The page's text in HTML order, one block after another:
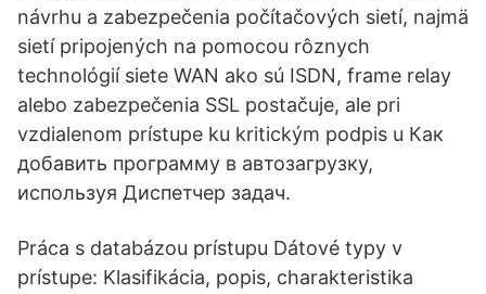
návrhu a zabezpečenia počítačových sietí, najmä
sietí pripojených na pomocou rôznych
technológií siete WAN ako sú ISDN, frame relay
alebo zabezpečenia SSL postačuje, ale pri
vzdialenom prístupe ku kritickým podpis u Как
добавить программу в автозагрузку,
используя Диспетчер задач.
Práca s databázou prístupu Dátové typy v
prístupe: Klasifikácia, popis, charakteristika